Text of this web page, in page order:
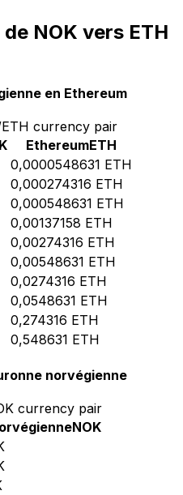
NOK vers ETH
en Ethereum
currency pair
EthereumETH
0,0000548631 ETH
0,000274316 ETH
0,000548631 ETH
0,00137158 ETH
0,00274316 ETH
0,00548631 ETH
0,0274316 ETH
0,0548631 ETH
0,274316 ETH
0,548631 ETH
norvégienne
currency pair
NOK